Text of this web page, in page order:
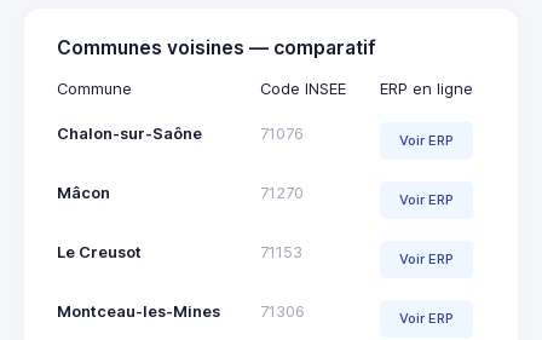
Communes voisines — comparatif
Commune Code INSEE ERP en ligne
Chalon-sur-Saône 71076 Voir ERP
Mâcon 71270 Voir ERP
Le Creusot 71153 Voir ERP
Montceau-les-Mines 71306 Voir ERP